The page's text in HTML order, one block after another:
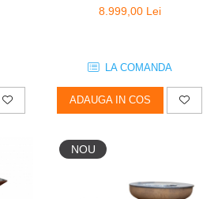
8.999,00 Lei
LA COMANDA
ADAUGA IN COS
NOU